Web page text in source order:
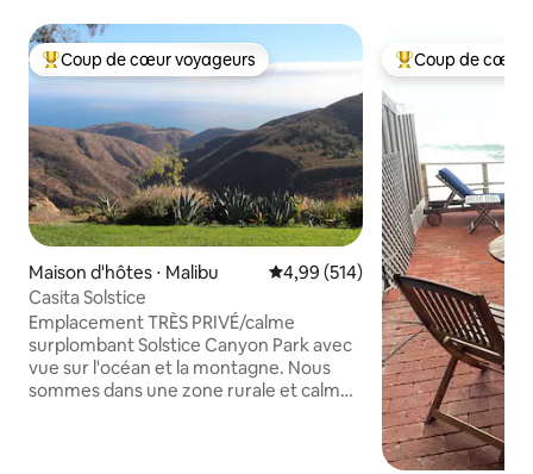
Coups de cœur voyageurs les plus appréciés
Coup de cœur voyageurs
Maison d'hôtes ⋅ Malibu Évaluation moyenne sur la
4,99 (514)
Casita Solstice
Emplacement TRÈS PRIVÉ/calme
surplombant Solstice Canyon Park avec
vue sur l'océan et la montagne. Nous
sommes dans une zone rurale et calme
Coups de cœur
Coup de cœur